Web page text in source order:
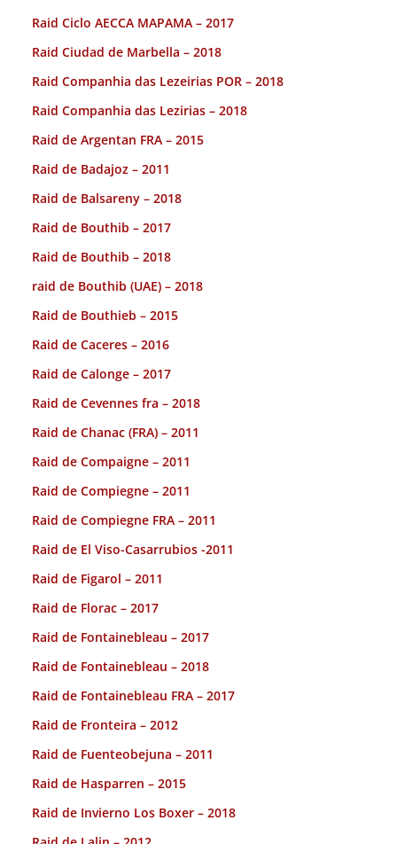
Raid Ciclo AECCA MAPAMA – 2017
Raid Ciudad de Marbella – 2018
Raid Companhia das Lezeirias POR – 2018
Raid Companhia das Lezirias – 2018
Raid de Argentan FRA – 2015
Raid de Badajoz – 2011
Raid de Balsareny – 2018
Raid de Bouthib – 2017
Raid de Bouthib – 2018
raid de Bouthib (UAE) – 2018
Raid de Bouthieb – 2015
Raid de Caceres – 2016
Raid de Calonge – 2017
Raid de Cevennes fra – 2018
Raid de Chanac (FRA) – 2011
Raid de Compaigne – 2011
Raid de Compiegne – 2011
Raid de Compiegne FRA – 2011
Raid de El Viso-Casarrubios -2011
Raid de Figarol – 2011
Raid de Florac – 2017
Raid de Fontainebleau – 2017
Raid de Fontainebleau – 2018
Raid de Fontainebleau FRA – 2017
Raid de Fronteira – 2012
Raid de Fuenteobejuna – 2011
Raid de Hasparren – 2015
Raid de Invierno Los Boxer – 2018